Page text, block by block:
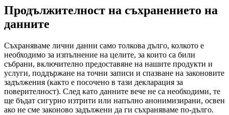
Продължителност на съхранението на
данните
Съхраняваме лични данни само толкова дълго, колкото е
необходимо за изпълнение на целите, за които са били
събрани, включително предоставяне на нашите продукти и
услуги, поддържане на точни записи и спазване на законовите
задължения (както е посочено в тази декларация за
поверителност). След като данните вече не са необходими, те
ще бъдат сигурно изтрити или напълно анонимизирани, освен
ако не сме законово задължени да ги съхраняваме по-дълго.